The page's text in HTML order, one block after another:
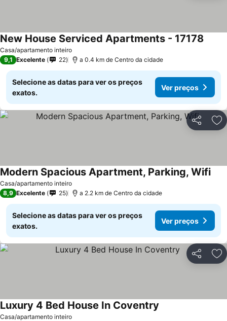
Casa/apartamento inteiro
New House Serviced Apartments - 17178
9,1 Excelente 22 a 0.4 km de Centro da cidade
Selecione as datas para ver os preços
exatos.
Ver preços
Partilhar
Casa/apartamento inteiro
Modern Spacious Apartment, Parking, Wifi
8,9 Excelente 25 a 2.2 km de Centro da cidade
Selecione as datas para ver os preços
exatos.
Ver preços
Partilhar
Casa/apartamento inteiro
Luxury 4 Bed House In Coventry